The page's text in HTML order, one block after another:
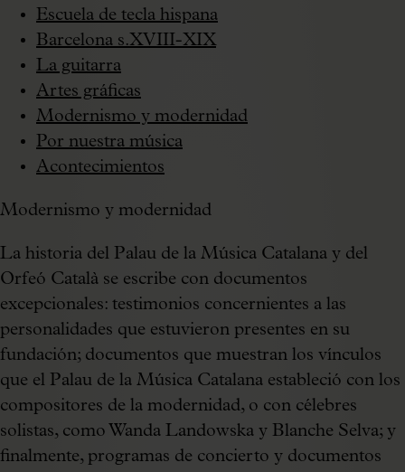
Escuela de tecla hispana
Barcelona s.XVIII-XIX
La guitarra
Artes gráficas
Modernismo y modernidad
Por nuestra música
Acontecimientos
Modernismo y modernidad
La historia del Palau de la Música Catalana y del
Orfeó Català se escribe con documentos
excepcionales: testimonios concernientes a las
personalidades que estuvieron presentes en su
fundación; documentos que muestran los vínculos
que el Palau de la Música Catalana estableció con los
compositores de la modernidad, o con célebres
solistas, como Wanda Landowska y Blanche Selva; y
finalmente, programas de concierto y documentos